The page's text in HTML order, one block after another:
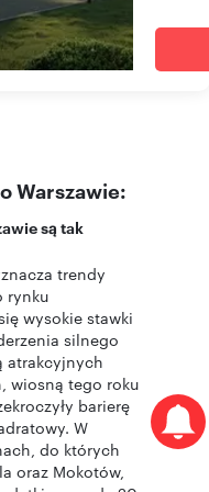
Warszawie:
są tak
trendy
rynku
wysokie stawki
silnego
atrakcyjnych
wiosną tego roku
barierę
W
do których
oraz Mokotów,